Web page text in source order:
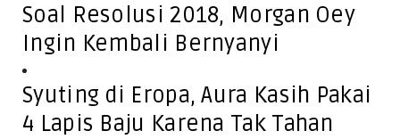
Soal Resolusi 2018, Morgan Oey
Ingin Kembali Bernyanyi
Syuting di Eropa, Aura Kasih Pakai
4 Lapis Baju Karena Tak Tahan